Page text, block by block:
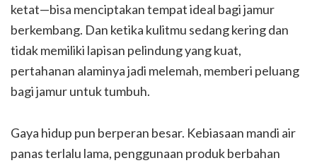
ketat—bisa menciptakan tempat ideal bagi jamur
berkembang. Dan ketika kulitmu sedang kering dan
tidak memiliki lapisan pelindung yang kuat,
pertahanan alaminya jadi melemah, memberi peluang
bagi jamur untuk tumbuh.
Gaya hidup pun berperan besar. Kebiasaan mandi air
panas terlalu lama, penggunaan produk berbahan